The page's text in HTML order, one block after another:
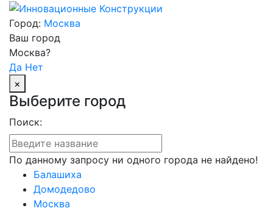
Город: Москва
Ваш город
Москва?
Да Нет
×
Выберите город
Поиск:
По данному запросу ни одного города не найдено!
Балашиха
Домодедово
Москва